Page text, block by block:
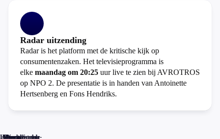
Radar uitzending
Radar is het platform met de kritische kijk op
consumentenzaken. Het televisieprogramma is
elke maandag om 20:25 uur live te zien bij AVROTROS
op NPO 2. De presentatie is in handen van Antoinette
Hertsenberg en Fons Hendriks.
Home
Actueel
Uitzendingen
Reacties
Programma-
Veelgestelde